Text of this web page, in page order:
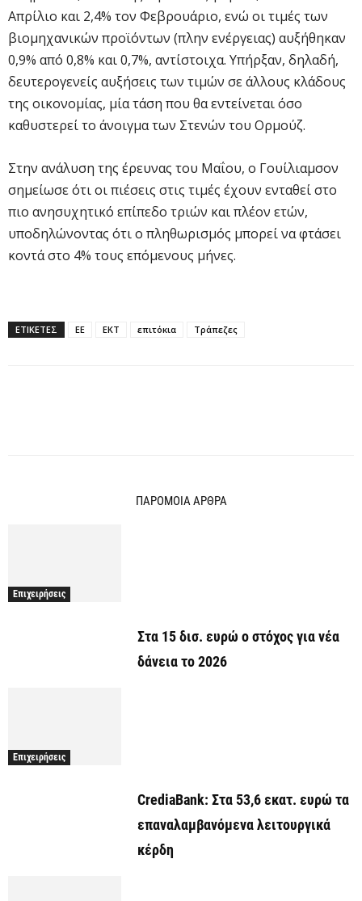
Απρίλιο και 2,4% τον Φεβρουάριο, ενώ οι τιμές των
βιομηχανικών προϊόντων (πλην ενέργειας) αυξήθηκαν
0,9% από 0,8% και 0,7%, αντίστοιχα. Υπήρξαν, δηλαδή,
δευτερογενείς αυξήσεις των τιμών σε άλλους κλάδους
της οικονομίας, μία τάση που θα εντείνεται όσο
καθυστερεί το άνοιγμα των Στενών του Ορμούζ.
Στην ανάλυση της έρευνας του Μαΐου, ο Γουίλιαμσον
σημείωσε ότι οι πιέσεις στις τιμές έχουν ενταθεί στο
πιο ανησυχητικό επίπεδο τριών και πλέον ετών,
υποδηλώνοντας ότι ο πληθωρισμός μπορεί να φτάσει
κοντά στο 4% τους επόμενους μήνες.
ΕΤΙΚΕΤΕΣ ΕΕ ΕΚΤ επιτόκια Τράπεζες
ΠΑΡΟΜΟΙΑ ΑΡΘΡΑ
Επιχειρήσεις
Στα 15 δισ. ευρώ ο στόχος για νέα
δάνεια το 2026
Επιχειρήσεις
CrediaBank: Στα 53,6 εκατ. ευρώ τα
επαναλαμβανόμενα λειτουργικά
κέρδη